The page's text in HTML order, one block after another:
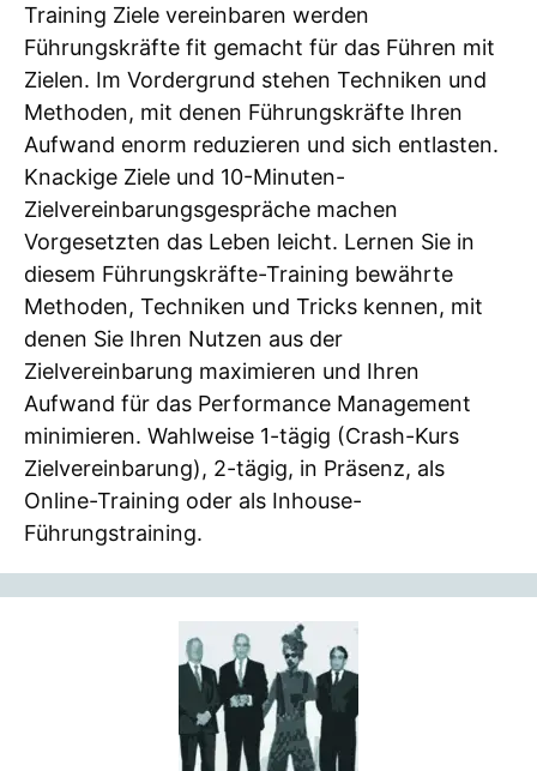
Training Ziele vereinbaren werden
Führungskräfte fit gemacht für das Führen mit
Zielen. Im Vordergrund stehen Techniken und
Methoden, mit denen Führungskräfte Ihren
Aufwand enorm reduzieren und sich entlasten.
Knackige Ziele und 10-Minuten-
Zielvereinbarungsgespräche machen
Vorgesetzten das Leben leicht. Lernen Sie in
diesem Führungskräfte-Training bewährte
Methoden, Techniken und Tricks kennen, mit
denen Sie Ihren Nutzen aus der
Zielvereinbarung maximieren und Ihren
Aufwand für das Performance Management
minimieren. Wahlweise 1-tägig (Crash-Kurs
Zielvereinbarung), 2-tägig, in Präsenz, als
Online-Training oder als Inhouse-
Führungstraining.